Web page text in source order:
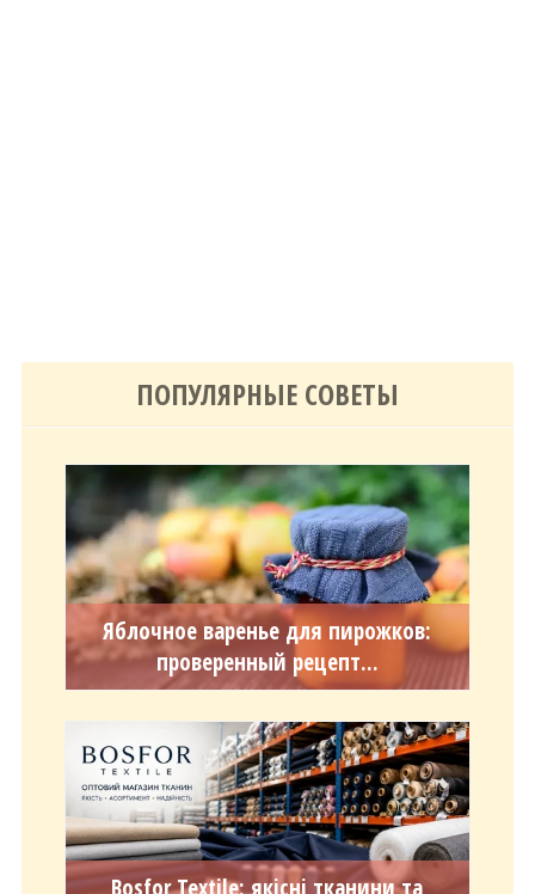
ПОПУЛЯРНЫЕ СОВЕТЫ
Яблочное варенье для пирожков:
проверенный рецепт...
Bosfor Textile: якісні тканини та